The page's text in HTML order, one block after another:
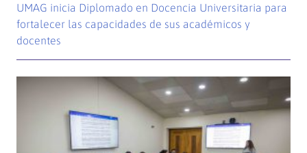
UMAG inicia Diplomado en Docencia Universitaria para
fortalecer las capacidades de sus académicos y
docentes